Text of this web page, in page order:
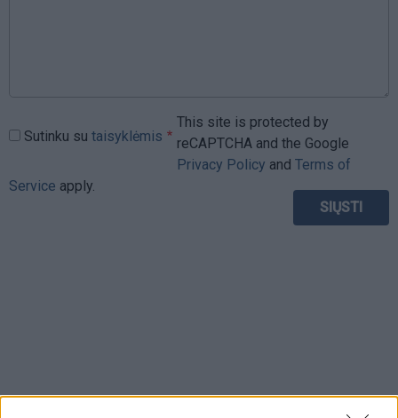
Sutinku su taisyklėmis
This site is protected by
reCAPTCHA and the Google
Privacy Policy and Terms of
Service apply.